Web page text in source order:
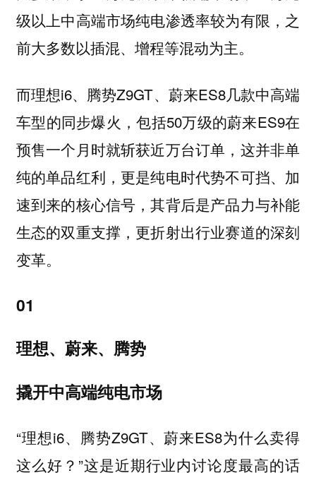
级以上中高端市场纯电渗透率较为有限，之
前大多数以插混、增程等混动为主。
而理想i6、腾势Z9GT、蔚来ES8几款中高端
车型的同步爆火，包括50万级的蔚来ES9在
预售一个月时就斩获近万台订单，这并非单
纯的单品红利，更是纯电时代势不可挡、加
速到来的核心信号，其背后是产品力与补能
生态的双重支撑，更折射出行业赛道的深刻
变革。
01
理想、蔚来、腾势
撬开中高端纯电市场
“理想i6、腾势Z9GT、蔚来ES8为什么卖得
这么好？”这是近期行业内讨论度最高的话